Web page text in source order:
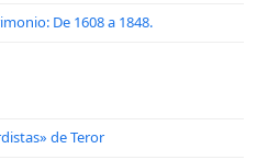
De 1608 a 1848.
de Teror